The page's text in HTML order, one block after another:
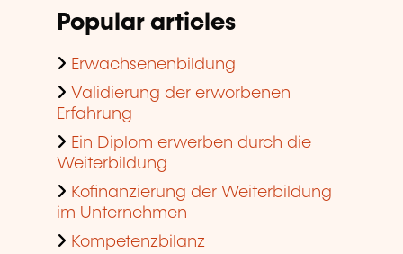
Popular articles
Erwachsenenbildung
Validierung der erworbenen
Erfahrung
Ein Diplom erwerben durch die
Weiterbildung
Kofinanzierung der Weiterbildung
im Unternehmen
Kompetenzbilanz